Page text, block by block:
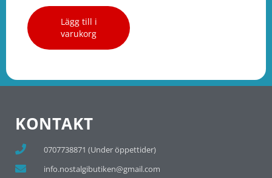
Lägg till i
varukorg
KONTAKT
0707738871 (Under öppettider)
info.nostalgibutiken@gmail.com